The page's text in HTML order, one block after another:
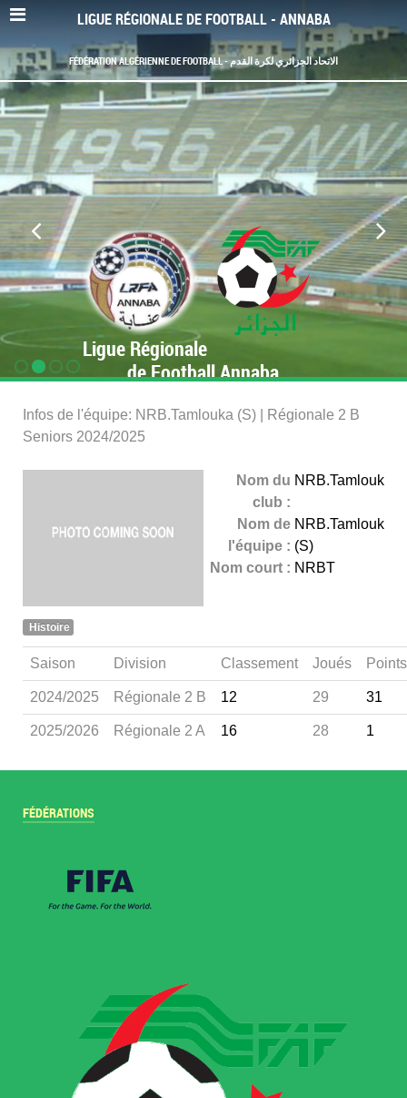
LIGUE RÉGIONALE DE FOOTBALL - ANNABA
FÉDÉRATION ALGÉRIENNE DE FOOTBALL - الاتحاد الجزائري لكرة القدم
Ligue Régionale
de Football Annaba
Infos de l'équipe: NRB.Tamlouka (S) | Régionale 2 B
Seniors 2024/2025
Nom du
club :
NRB.Tamlouka
Nom de
l'équipe :
NRB.Tamlouka
(S)
Nom court : NRBT
Histoire
Saison Division Classement Joués Points
2024/2025 Régionale 2 B 12 29 31
2025/2026 Régionale 2 A 16 28 1
FÉDÉRATIONS